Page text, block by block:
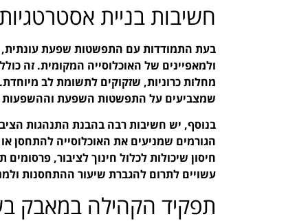
חשיבות בניית
בעת התמודדות עם התפשטות שפעת עונתית,
ולמאפיינים של האוכלוסייה המקומית. זה
מחלות כרוניות, שזקוקים לתשומת לב
שמצביעים על התפשטות השפעת וההשפעות
בנוסף, יש חשיבות רבה בהבנת התנהגות
הגורמים שמניעים את האוכלוסייה להתחסן
חיסון שיכולות לכלול חינוך לציבור,
עשויים לתרום להגברת שיעור ההתחסנות
תפקיד הקהילה במאבק